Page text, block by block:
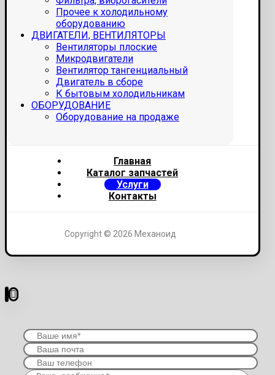
Прочее к холодильному
оборудованию
ДВИГАТЕЛИ, ВЕНТИЛЯТОРЫ
Вентиляторы плоские
Микродвигатели
Вентилятор тангенциальный
Двигатель в сборе
К бытовым холодильникам
ОБОРУДОВАНИЕ
Оборудование на продаже
Главная
Каталог запчастей
Услуги
Контакты
Copyright © 2026 Механоид